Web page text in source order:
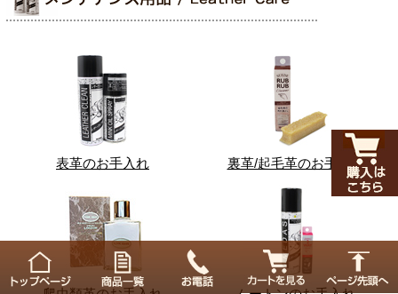
表革のお手入れ 裏革/起毛革のお手入れ